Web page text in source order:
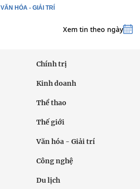
VĂN HÓA - GIẢI TRÍ
Xem tin theo ngày
Chính trị
Kinh doanh
Thể thao
Thế giới
Văn hóa - Giải trí
Công nghệ
Du lịch